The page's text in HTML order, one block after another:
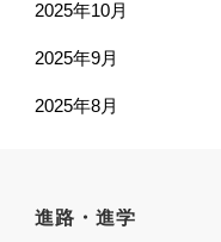
2025年10月
2025年9月
2025年8月
進路・進学